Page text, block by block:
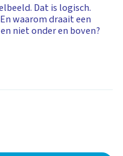
Dat is logisch.
waarom draait een
niet onder en boven?